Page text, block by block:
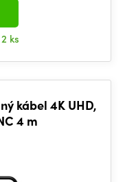
2 ks
kábel 4K UHD,
4 m